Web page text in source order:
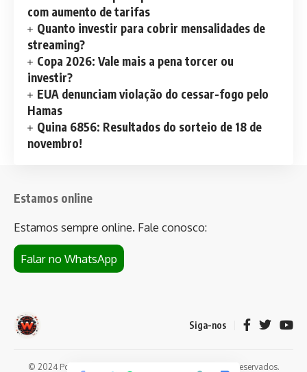
com aumento de tarifas
Quanto investir para cobrir mensalidades de
streaming?
Copa 2026: Vale mais a pena torcer ou
investir?
EUA denunciam violação do cessar-fogo pelo
Hamas
Quina 6856: Resultados do sorteio de 18 de
novembro!
Estamos online
Estamos sempre online. Fale conosco:
Falar no WhatsApp
Siga-nos
© 2024 Portal de notícias Web Flush. Todos os direitos reservados.